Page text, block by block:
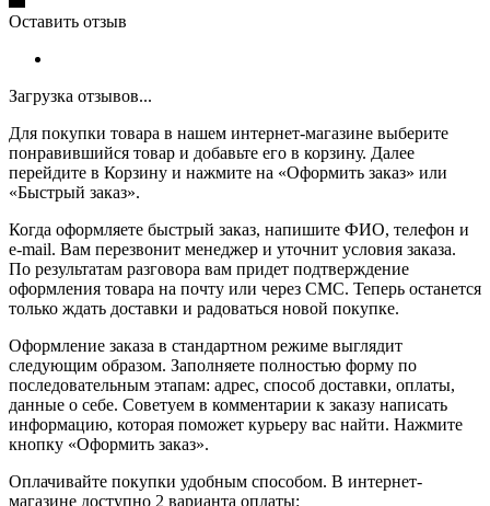
Оставить отзыв
Загрузка отзывов...
Для покупки товара в нашем интернет-магазине выберите
понравившийся товар и добавьте его в корзину. Далее
перейдите в Корзину и нажмите на «Оформить заказ» или
«Быстрый заказ».
Когда оформляете быстрый заказ, напишите ФИО, телефон и
e-mail. Вам перезвонит менеджер и уточнит условия заказа.
По результатам разговора вам придет подтверждение
оформления товара на почту или через СМС. Теперь останется
только ждать доставки и радоваться новой покупке.
Оформление заказа в стандартном режиме выглядит
следующим образом. Заполняете полностью форму по
последовательным этапам: адрес, способ доставки, оплаты,
данные о себе. Советуем в комментарии к заказу написать
информацию, которая поможет курьеру вас найти. Нажмите
кнопку «Оформить заказ».
Оплачивайте покупки удобным способом. В интернет-
магазине доступно 2 варианта оплаты: